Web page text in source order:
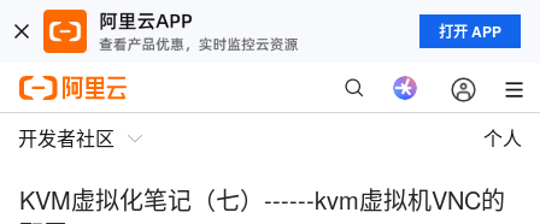
打开 APP
开发者社区 个人
KVM虚拟化笔记（七）------kvm虚拟机VNC的